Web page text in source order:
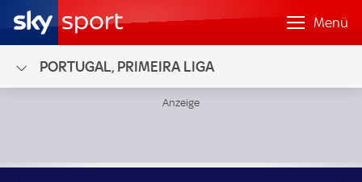
Menü
PORTUGAL, PRIMEIRA LIGA